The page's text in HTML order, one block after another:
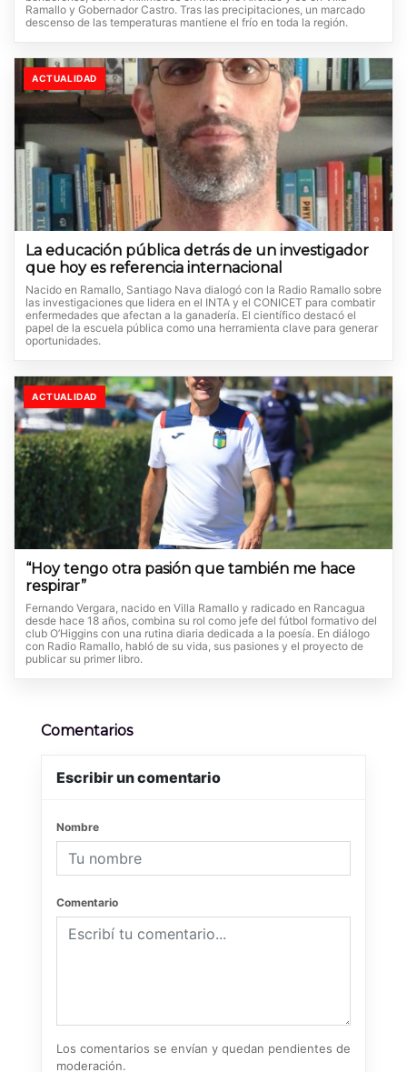
Ramallo y Gobernador Castro. Tras las precipitaciones, un marcado
descenso de las temperaturas mantiene el frío en toda la región.
ACTUALIDAD
La educación pública detrás de un investigador
que hoy es referencia internacional
Nacido en Ramallo, Santiago Nava dialogó con la Radio Ramallo sobre
las investigaciones que lidera en el INTA y el CONICET para combatir
enfermedades que afectan a la ganadería. El científico destacó el
papel de la escuela pública como una herramienta clave para generar
oportunidades.
ACTUALIDAD
“Hoy tengo otra pasión que también me hace
respirar”
Fernando Vergara, nacido en Villa Ramallo y radicado en Rancagua
desde hace 18 años, combina su rol como jefe del fútbol formativo del
club O’Higgins con una rutina diaria dedicada a la poesía. En diálogo
con Radio Ramallo, habló de su vida, sus pasiones y el proyecto de
publicar su primer libro.
Comentarios
Escribir un comentario
Nombre
Comentario
Los comentarios se envían y quedan pendientes de
moderación.